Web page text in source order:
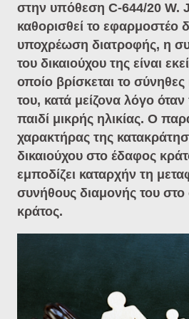
στην υπόθεση C-644/20 W.
καθορισθεί το εφαρμοστέο
υποχρέωση διατροφής, η
του δικαιούχου της είναι
οποίο βρίσκεται το
του, κατά μείζονα λόγο όταν
παιδί μικρής ηλικίας. Ο
χαρακτήρας της
δικαιούχου στο έδαφος
εμποδίζει καταρχήν τη
συνήθους διαμονής του στο
κράτος.